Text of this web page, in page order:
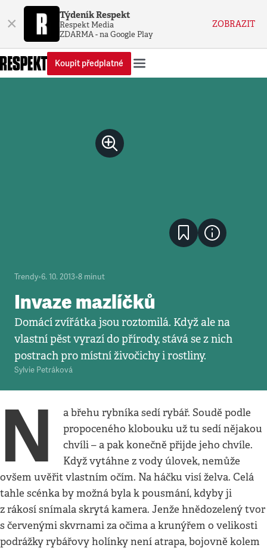
× Týdeník Respekt
Respekt Media
ZDARMA - na Google Play
ZOBRAZIT
Koupit předplatné
Trendy•6. 10. 2013•8 minut
Invaze mazlíčků
Domácí zvířátka jsou roztomilá. Když ale na
vlastní pěst vyrazí do přírody, stává se z nich
postrach pro místní živočichy i rostliny.
Sylvie Petráková
N
a břehu rybníka sedí rybář. Soudě podle
propoceného klobouku už tu sedí nějakou
chvíli – a pak konečně přijde jeho chvíle.
Když vytáhne z vody úlovek, nemůže
ovšem uvěřit vlastním očím. Na háčku visí želva. Celá
tahle scénka by možná byla k pousmání, kdyby ji
z rákosí snímala skrytá kamera. Jenže hnědozelený tvor
s červenými skvrnami za očima a krunýřem o velikosti
podrážky rybářovy holínky není atrapa, bojovně kolem